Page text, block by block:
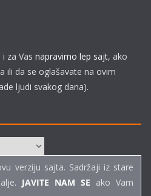
za Vas napravimo lep sajt, ako
ili da se oglašavate na ovim
ljudi svakog dana).
verziju sajta. Sadržaji iz stare
JAVITE NAM SE ako Vam